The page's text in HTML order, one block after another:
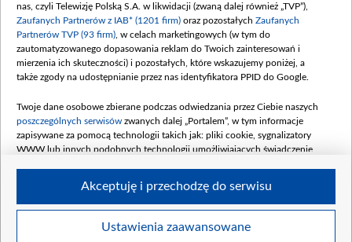
nas, czyli Telewizję Polską S.A. w likwidacji (zwaną dalej również „TVP”),
Zaufanych Partnerów z IAB* (1201 firm) oraz pozostałych Zaufanych
Partnerów TVP (93 firm) , w celach marketingowych (w tym do
zautomatyzowanego dopasowania reklam do Twoich zainteresowań i
mierzenia ich skuteczności) i pozostałych, które wskazujemy poniżej, a
także zgody na udostępnianie przez nas identyfikatora PPID do Google.
Twoje dane osobowe zbierane podczas odwiedzania przez Ciebie naszych
poszczególnych serwisów zwanych dalej „Portalem”, w tym informacje
zapisywane za pomocą technologii takich jak: pliki cookie, sygnalizatory
WWW lub innych podobnych technologii umożliwiających świadczenie
Twoje dane osobowe zbierane podczas odwiedzania przez Ciebie
Ustawienia zaawansowane
Akceptuję i przechodzę do serwisu